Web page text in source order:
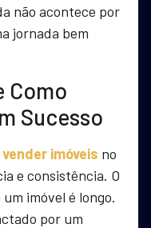
não acontece por
jornada bem
Como
Sucesso
imóveis no
e consistência. O
imóvel é longo.
por um